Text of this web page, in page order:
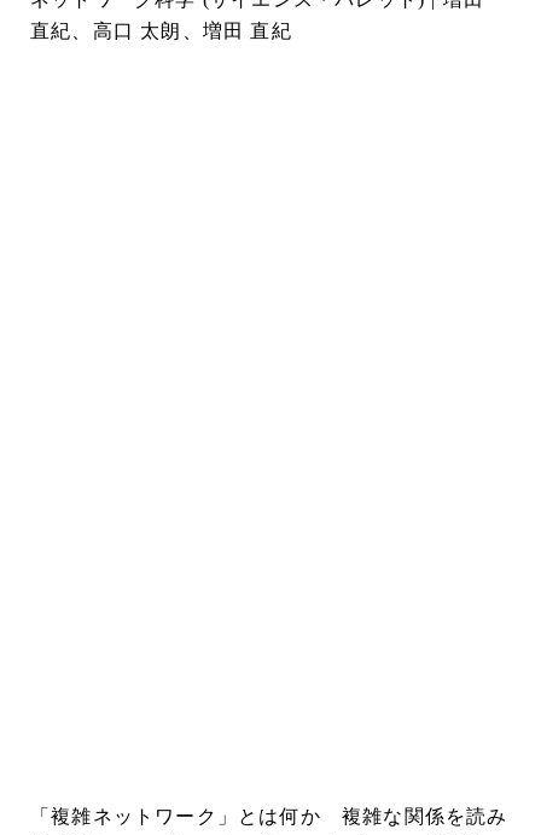
直紀、高口 太朗、増田 直紀
「複雑ネットワーク」とは何か 複雑な関係を読み